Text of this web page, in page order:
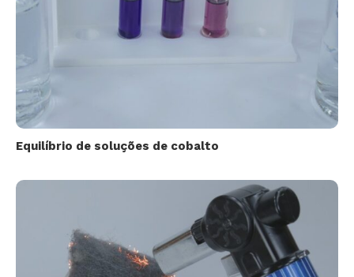
Equilíbrio de soluções de cobalto